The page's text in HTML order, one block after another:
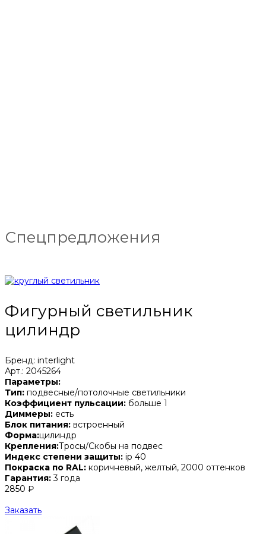
Спецпредложения
Фигурный светильник
цилиндр
Бренд: interlight
Арт.: 2045264
Параметры:
Тип: подвесные/потолочные светильники
Коэффициент пульсации: больше 1
Диммеры: есть
Блок питания: встроенный
Форма:цилиндр
Крепления:Тросы/Скобы на подвес
Индекс степени защиты: ip 40
Покраска по RAL: коричневый, желтый, 2000 оттенков
Гарантия:3 года
2850 ₽
Заказать